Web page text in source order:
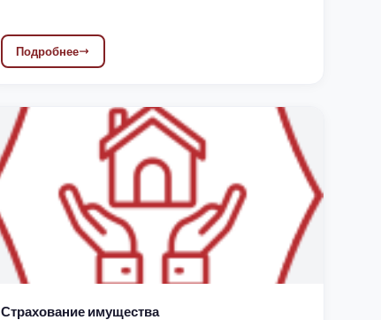
Подробнее
Страхование имущества